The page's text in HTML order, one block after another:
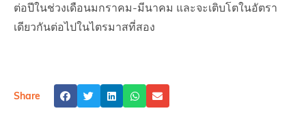
ต่อปีในช่วงเดือนมกราคม-มีนาคม และจะเติบโตในอัตรา
เดียวกันต่อไปในไตรมาสที่สอง
Share